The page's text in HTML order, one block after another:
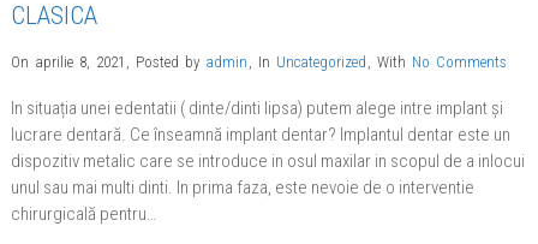
CLASICA
On aprilie 8, 2021 , Posted by admin , In Uncategorized , With No Comments
In situația unei edentatii ( dinte/dinti lipsa) putem alege intre implant și
lucrare dentară. Ce înseamnă implant dentar? Implantul dentar este un
dispozitiv metalic care se introduce in osul maxilar in scopul de a inlocui
unul sau mai multi dinti. In prima faza, este nevoie de o interventie
chirurgicală pentru…